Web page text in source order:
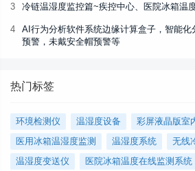
3 冷链温湿度监控篇~疾控中心、医院冰箱温
4
AI行为分析软件系统边缘计算盒子，智能化
预警，未戴安全帽预警等
热门标签
环境检测仪 温湿度设备
彩屏液晶版室
医用冰箱温湿度监测
温湿度系统
无线
温湿度变送仪
医院冰箱温度在线监测系统